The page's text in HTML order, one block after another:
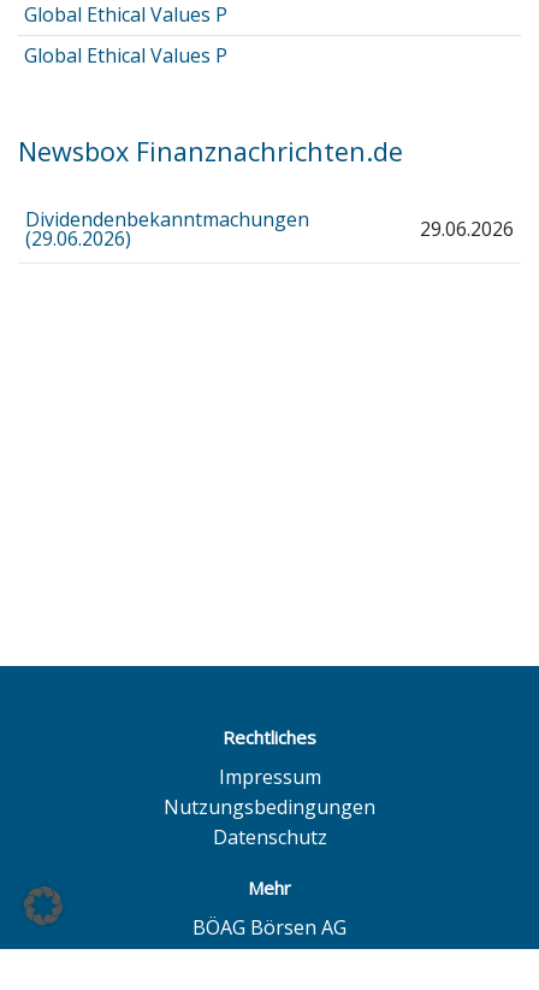
Global Ethical Values P
Global Ethical Values P
Newsbox Finanznachrichten.de
Dividendenbekanntmachungen
(29.06.2026) 29.06.2026
Rechtliches
Impressum
Nutzungsbedingungen
Datenschutz
Mehr
BÖAG Börsen AG
Börse Hamburg